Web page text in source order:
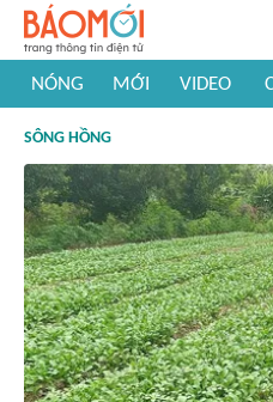
NÓNG MỚI VIDEO
#Khám phá thế giới
SÔNG HỒNG